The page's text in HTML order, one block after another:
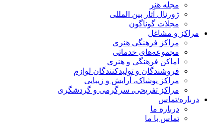
مجله هنر
ژورنال آثار بین المللی
مجلات گوناگون
مراکز و مشاغل
مراکز فرهنگی هنری
مجموعه‌های خدماتی
اماکن فرهنگی و هنری
فروشندگان و تولیدکنندگان لوازم
مراکز پوشاک، آرایش و زیبایی
مراکز تفریحی، سرگرمی و گردشگری
درباره/تماس
درباره ما
تماس با ما